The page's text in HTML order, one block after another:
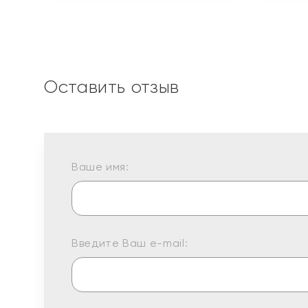
Оставить отзыв
Ваше имя:
Введите Ваш e-mail: